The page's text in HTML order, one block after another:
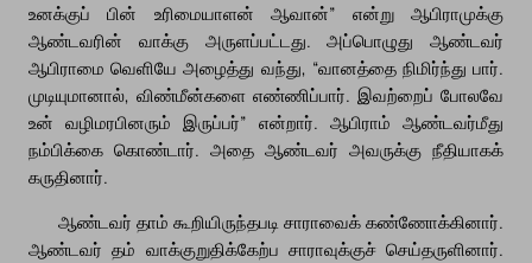
உனக்குப் பின் உரிமையாளன் ஆவான்” என்று ஆபிராமுக்கு
ஆண்டவரின் வாக்கு அருளப்பட்டது. அப்பொழுது ஆண்டவர்
ஆபிராமை வெளியே அழைத்து வந்து, “வானத்தை நிமிர்ந்து பார்.
முடியுமானால், விண்மீன்களை எண்ணிப்பார். இவற்றைப் போலவே
உன் வழிமரபினரும் இருப்பர்” என்றார். ஆபிராம் ஆண்டவர்மீது
நம்பிக்கை கொண்டார். அதை ஆண்டவர் அவருக்கு நீதியாகக்
கருதினார்.
ஆண்டவர் தாம் கூறியிருந்தபடி சாராவைக் கண்ணோக்கினார்.
ஆண்டவர் தம் வாக்குறுதிக்கேற்ப சாராவுக்குச் செய்தருளினார்.